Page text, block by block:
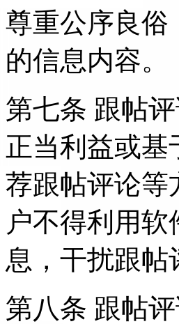
尊重公序良俗
的信息内容。
第七条 跟帖
正当利益或基
荐跟帖评论等
户不得利用
息，干扰跟帖
第八条 跟帖